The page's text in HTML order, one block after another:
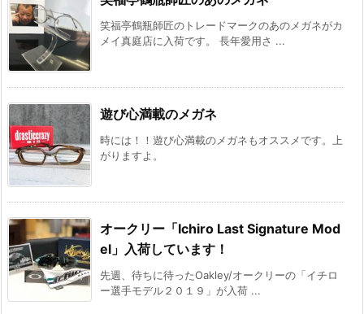
笑福亭鶴瓶師匠のトレードマークのあのメガネがカ
メイ真庭店に入荷です。 長年愛用さ ...
遊び心満載のメガネ
時には！！遊び心満載のメガネもオススメです。上
がりますよ。
オークリー「Ichiro Last Signature Mod
el」入荷しています！
先週、待ちに待ったOakley/オークリーの「イチロ
ー選手モデル２０１９」が入荷 ...